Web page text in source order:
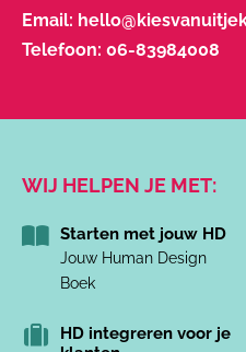
Email:
Telefoon: 06-83984008
WIJ HELPEN JE MET:
Starten met jouw HD
Jouw Human Design
Boek
HD integreren voor je